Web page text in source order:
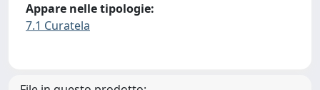
Appare nelle tipologie:
7.1 Curatela